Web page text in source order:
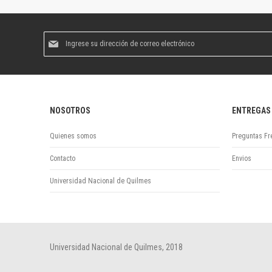
boletín
NOSOTROS
Quienes somos
Contacto
Universidad Nacional de Quilmes
ENTREGAS
Preguntas
Envios
Universidad Nacional de Quilmes, 2018